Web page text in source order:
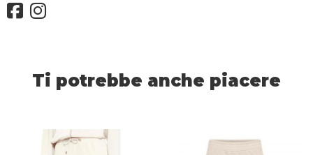
Ti potrebbe anche piacere